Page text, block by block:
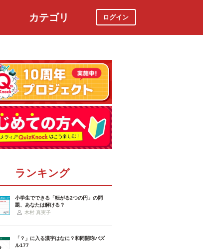
カテゴリ ログイン
ランキング
小学生でできる「転がる2つの円」の問
題、あなたは解ける？
木村 真実子
「？」に入る漢字はなに？和同開珎パズ
ル177